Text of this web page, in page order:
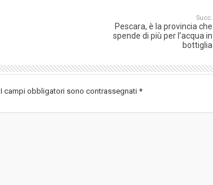
Succ.
Pescara, è la provincia che
spende di più per l’acqua in
bottiglia
I campi obbligatori sono contrassegnati *